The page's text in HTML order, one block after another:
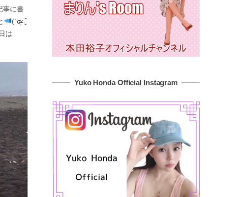
事に書
(ˊσ̴̶̷̤ ₋̮̑
は
Yuko Honda Official Instagram